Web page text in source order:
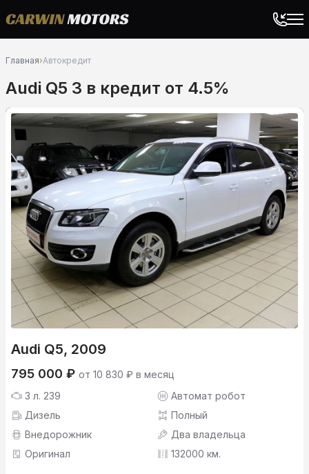
Главная›Автокредит
Audi Q5 3 в кредит от 4.5%
Audi Q5, 2009
795 000 ₽ от 10 830 ₽ в месяц
3 л. 239
Автомат робот
Дизель
Полный
Внедорожник
Два владельца
Оригинал
132000 км.